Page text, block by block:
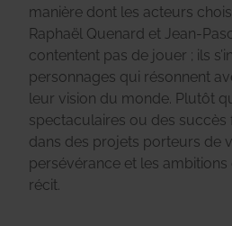
manière dont les acteurs
Raphaël Quenard et Jean-
contentent pas de jouer ; ils
personnages qui résonnent
leur vision du monde. Plutôt
spectaculaires ou des succès
dans des projets porteurs de
persévérance et les
récit.